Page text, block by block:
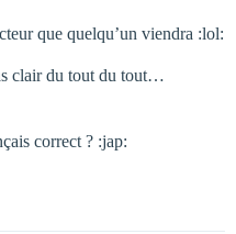
que quelqu’un viendra :lol:
clair du tout du tout…
correct ? :jap: